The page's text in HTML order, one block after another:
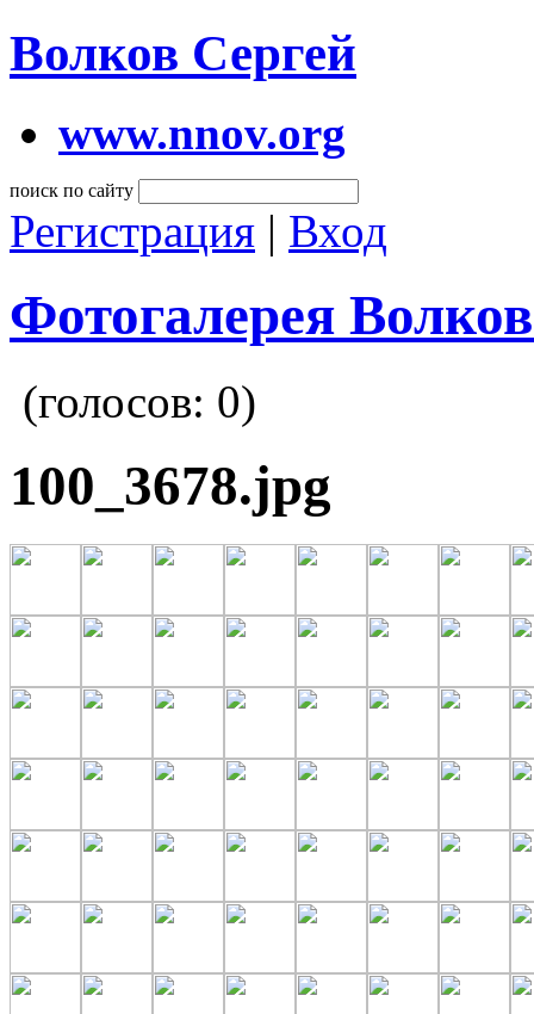
Волков Сергей
www.nnov.org
поиск по сайту
Регистрация | Вход
Фотогалерея
(голосов: 0)
100_3678.jpg